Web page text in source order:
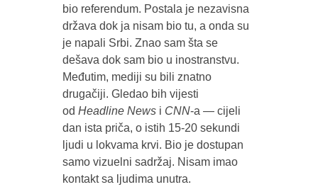
bio referendum. Postala je nezavisna
država dok ja nisam bio tu, a onda su
je napali Srbi. Znao sam šta se
dešava dok sam bio u inostranstvu.
Međutim, mediji su bili znatno
drugačiji. Gledao bih vijesti
od Headline Newsi CNN-a — cijeli
dan ista priča, o istih 15-20 sekundi
ljudi u lokvama krvi. Bio je dostupan
samo vizuelni sadržaj. Nisam imao
kontakt sa ljudima unutra.